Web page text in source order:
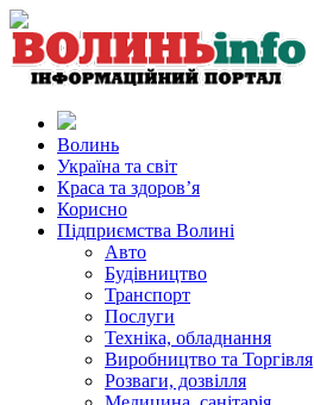
Волинь
Україна та світ
Краса та здоров’я
Корисно
Підприємства Волині
Авто
Будівництво
Транспорт
Послуги
Техніка, обладнання
Виробництво та Торгівля
Розваги, дозвілля